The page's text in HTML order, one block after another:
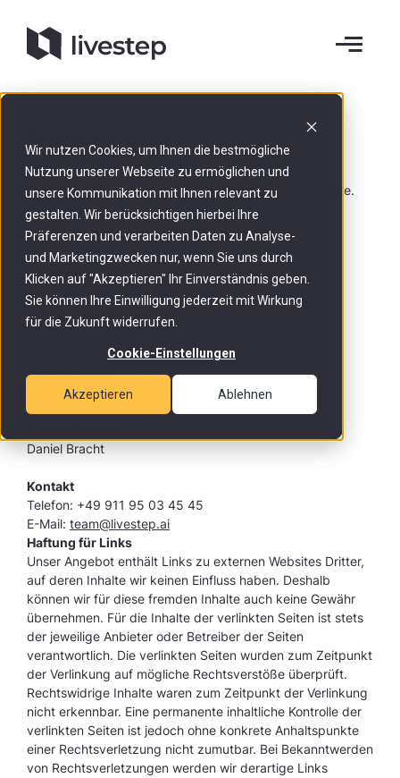
Wir nutzen Cookies, um Ihnen die bestmögliche
Nutzung unserer Webseite zu ermöglichen und
unsere Kommunikation mit Ihnen relevant zu
gestalten. Wir berücksichtigen hierbei Ihre
Präferenzen und verarbeiten Daten zu Analyse-
und Marketingzwecken nur, wenn Sie uns durch
Klicken auf "Akzeptieren" Ihr Einverständnis geben.
Sie können Ihre Einwilligung jederzeit mit Wirkung
für die Zukunft widerrufen.
Cookie-Einstellungen
Akzeptieren Ablehnen
Impressum
Rechtliche Hinweise zum Betreiber derlivestep Website.
livestep ApS
Thistedvej 636
CVR-Nummer:43354469
Umsatzsteuer-ID:
DK43354469
Daniel Bracht
Kontakt
Telefon: +49 911 95 03 45 45
E-Mail: team@livestep.ai
Haftung für Links
Unser Angebot enthält Links zu externen Websites Dritter,
auf deren Inhalte wir keinen Einfluss haben. Deshalb
können wir für diese fremden Inhalte auch keine Gewähr
übernehmen. Für die Inhalte der verlinkten Seiten ist stets
der jeweilige Anbieter oder Betreiber der Seiten
verantwortlich. Die verlinkten Seiten wurden zum Zeitpunkt
der Verlinkung auf mögliche Rechtsverstöße überprüft.
Rechtswidrige Inhalte waren zum Zeitpunkt der Verlinkung
nicht erkennbar. Eine permanente inhaltliche Kontrolle der
verlinkten Seiten ist jedoch ohne konkrete Anhaltspunkte
einer Rechtsverletzung nicht zumutbar. Bei Bekanntwerden
von Rechtsverletzungen werden wir derartige Links